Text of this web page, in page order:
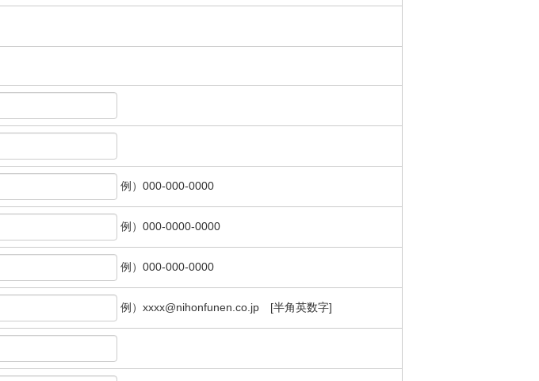
例）000-000-0000
例）000-0000-0000
例）000-000-0000
例）xxxx@nihonfunen.co.jp [半角英数字]